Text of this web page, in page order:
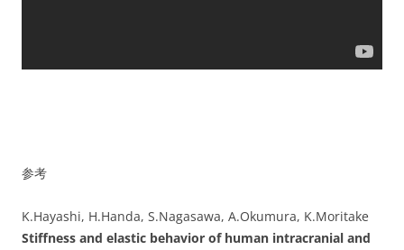
参考
K.Hayashi, H.Handa, S.Nagasawa, A.Okumura, K.Moritake
Stiffness and elastic behavior of human intracranial and